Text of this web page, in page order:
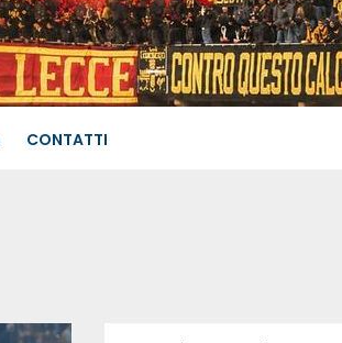
CONTATTI